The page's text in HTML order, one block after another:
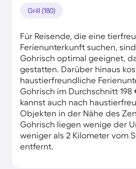
Grill (180)
Für Reisende, die eine
Ferienunterkunft suchen,
Gohrisch optimal geeignet,
gestatten. Darüber hinaus
haustierfreundliche
Gohrisch im Durchschnitt 198
kannst auch nach
Objekten in der Nähe des
Gohrisch liegen wenige der
weniger als 2 Kilometer vom
entfernt.